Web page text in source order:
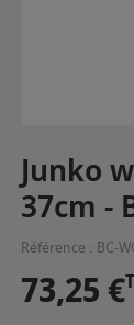
Junko
37cm -
Référence : BC-
73,25 €